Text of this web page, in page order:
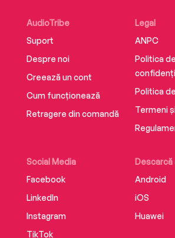
AudioTribe
Suport
Despre noi
Creează un cont
Cum funcționează
Retragere din comandă
Social Media
Facebook
LinkedIn
Instagram
TikTok
Descarcă
Android
iOS
Huawei
Legal
ANPC
Politica de
Politica
Termeni